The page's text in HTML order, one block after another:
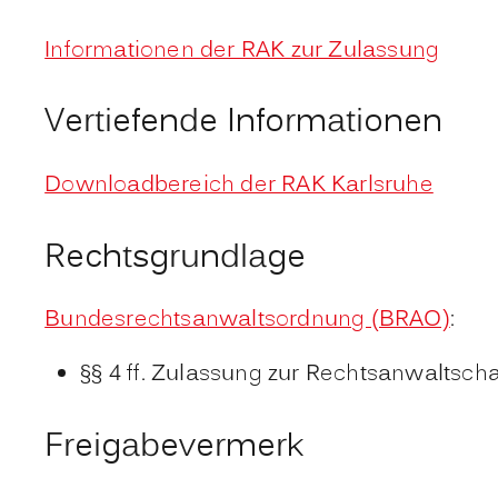
Informationen der RAK zur Zulassung
Vertiefende Informationen
Downloadbereich der RAK Karlsruhe
Rechtsgrundlage
Bundesrechtsanwaltsordnung (BRAO):
§§ 4 ff. Zulassung zur
Freigabevermerk